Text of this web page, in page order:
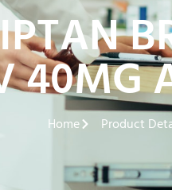
40MG
Home Product